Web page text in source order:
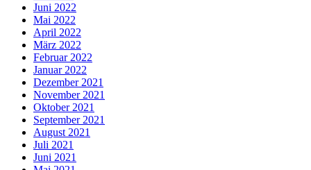
Juni 2022
Mai 2022
April 2022
März 2022
Februar 2022
Januar 2022
Dezember 2021
November 2021
Oktober 2021
September 2021
August 2021
Juli 2021
Juni 2021